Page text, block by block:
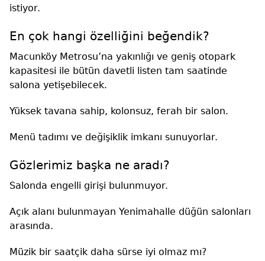
istiyor.
En çok hangi özelliğini beğendik?
Macunköy Metrosu’na yakınlığı ve geniş otopark
kapasitesi ile bütün davetli listen tam saatinde
salona yetişebilecek.
Yüksek tavana sahip, kolonsuz, ferah bir salon.
Menü tadımı ve değişiklik imkanı sunuyorlar.
Gözlerimiz başka ne aradı?
Salonda engelli girişi bulunmuyor.
Açık alanı bulunmayan Yenimahalle düğün salonları
arasında.
Müzik bir saatçik daha sürse iyi olmaz mı?